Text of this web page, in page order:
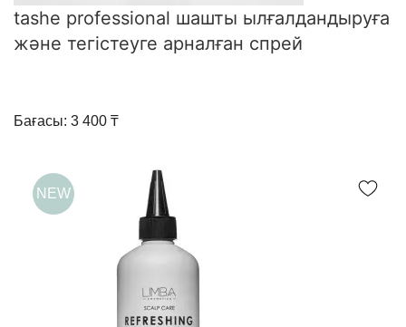
tashe professional шашты ылғалдандыруға
және тегістеуге арналған спрей
Бағасы: 3 400 ₸
NEW